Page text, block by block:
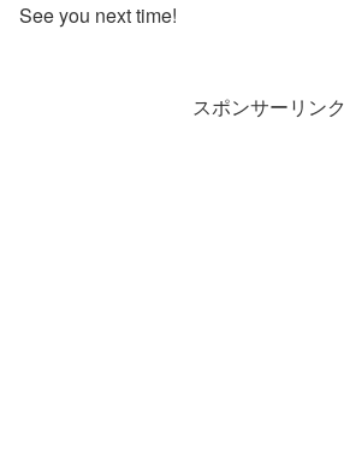
See you next time!
スポンサーリンク